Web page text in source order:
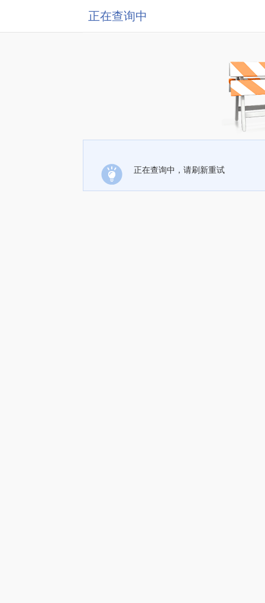
正在查询中
正在查询中，请刷新重试